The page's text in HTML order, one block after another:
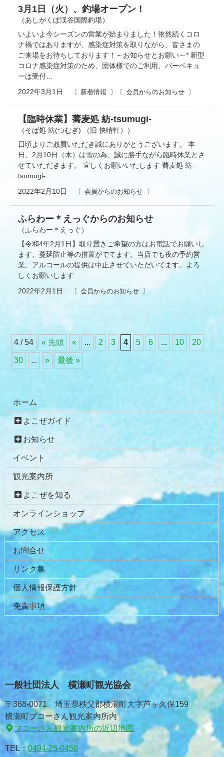
2022年3月1日 新着情報 会員からのお知らせ
3月1日（火）、釣場オープン！
（あしがくぼ渓谷国際釣場）
いよいよ今シーズンの営業が始まりました！依然続くコロ
ナ禍ではありますが、感染症対策を取りながら、皆さまの
ご来場をお待ちしております！～お知らせとお願い～* 新型
コロナ感染症対策のため、団体様でのご利用、バーベキュ
ーは受付…
2022年2月10日 会員からのお知らせ
【臨時休業】蕎麦処 紡-tsumugi-
（そば処 紡(つむぎ) （旧 快晴軒））
日頃よりご贔屓いただき誠にありがとうございます。 本
日、2月10日（木）は雪の為、誠に勝手ながら臨時休業とさ
せていただきます。 宜しくお願いいたします 蕎麦処 紡-
tsumugi-
2022年2月1日 会員からのお知らせ
ふらわー＊えっぐからのお知らせ
（ふらわー＊えっぐ）
【令和4年2月1日】取り置きご希望の方はお電話でお願いし
ます。蔓延防止等の措置がでてます。当店でも夜の予約営
業、アルコールの提供は中止させていただいてます。よろ
しくお願いします
4 / 54 « 先頭 « ... 2 3 4 5 6 ... 10 20
30 ... »
最後 »
ン
文
戻
の
へ
ホーム
よこぜガイド
お知らせ
イベント
観光案内所
よこぜを知る
オンラインショップ
アクセス
お問合せ
リンク集
個人情報保護方針
免責事項
一般社団法人 横瀬町観光協会
〒368-0071 埼玉県秩父郡横瀬町大字芦ヶ久保159
横瀬町ブコーさん観光案内所内
ブコーさん観光案内所の近辺地図
TEL： 0494-25-0450